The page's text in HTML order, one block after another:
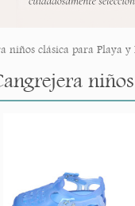
niños clásica para Playa y